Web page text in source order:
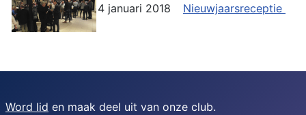
4 januari 2018 Nieuwjaarsreceptie
Word lid en maak deel uit van onze club.